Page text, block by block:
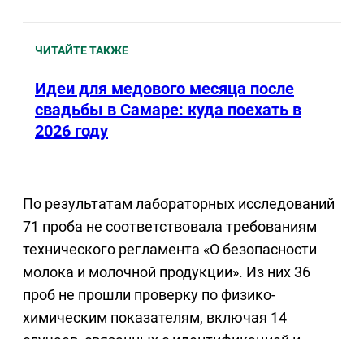
ЧИТАЙТЕ ТАКЖЕ
Идеи для медового месяца после
свадьбы в Самаре: куда поехать в
2026 году
По результатам лабораторных исследований
71 проба не соответствовала требованиям
технического регламента «О безопасности
молока и молочной продукции». Из них 36
проб не прошли проверку по физико-
химическим показателям, включая 14